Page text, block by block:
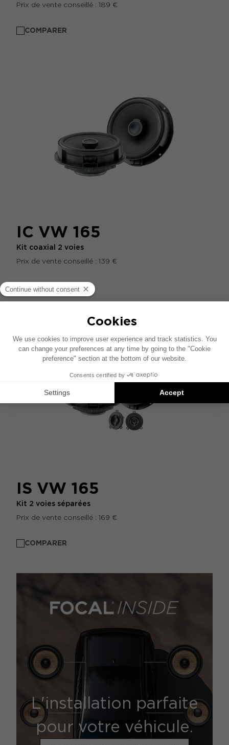
Prix de vente conseillé : 189 €
COMPARER
IC VW 165
Kit coaxial 2 voies
Prix de vente conseillé : 139 €
COMPARER
IS VW 165
Kit 2 voies séparées
Prix de vente conseillé : 169 €
COMPARER
L'installation parfaite
pour votre véhicule.